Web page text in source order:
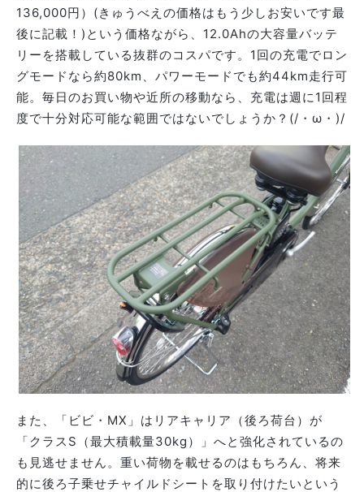
136,000円）(きゅうべえの価格はもう少しお安いです最
後に記載！)という価格ながら、12.0Ahの大容量バッテ
リーを搭載している抜群のコスパです。1回の充電でロン
グモードなら約80km、パワーモードでも約44km走行可
能。毎日のお買い物や近所の移動なら、充電は週に1回程
度で十分対応可能な範囲ではないでしょうか？(/・ω・)/
また、「ビビ・MX」はリアキャリア（後ろ荷台）が
「クラスS（最大積載量30kg）」へと強化されているの
も見逃せません。重い荷物を載せるのはもちろん、将来
的に後ろ子乗せチャイルドシートを取り付けたいという